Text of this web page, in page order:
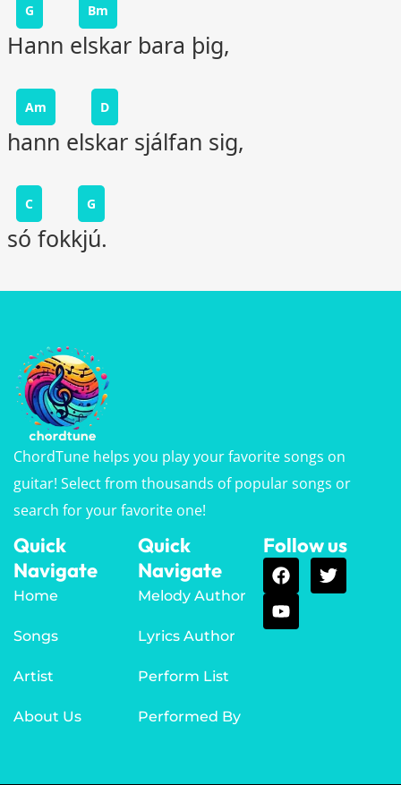
G Bm
Hann elskar bara þig,
Am D
hann elskar sjálfan sig,
C G
só fokkjú.
ChordTune helps you play your favorite songs on
guitar! Select from thousands of popular songs or
search for your favorite one!
Quick
Navigate
Home
Songs
Artist
About Us
Quick
Navigate
Melody Author
Lyrics Author
Perform List
Performed By
Follow us